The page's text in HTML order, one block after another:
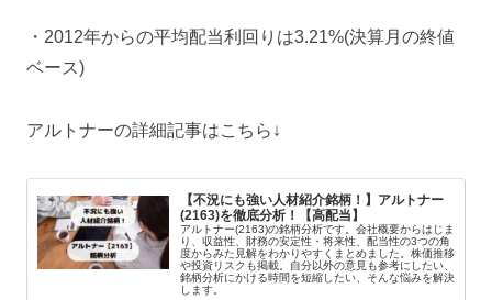
・2012年からの平均配当利回りは3.21%(決算月の終値
ベース)
アルトナーの詳細記事はこちら↓
【不況にも強い人材紹介銘柄！】アルトナー
(2163)を徹底分析！【高配当】
アルトナー(2163)の銘柄分析です。会社概要からはじま
り、収益性、財務の安定性・将来性、配当性の3つの角
度からみた見解をわかりやすくまとめました。株価推移
や投資リスクも掲載。自分以外の意見も参考にしたい、
銘柄分析にかける時間を短縮したい、そんな悩みを解決
します。